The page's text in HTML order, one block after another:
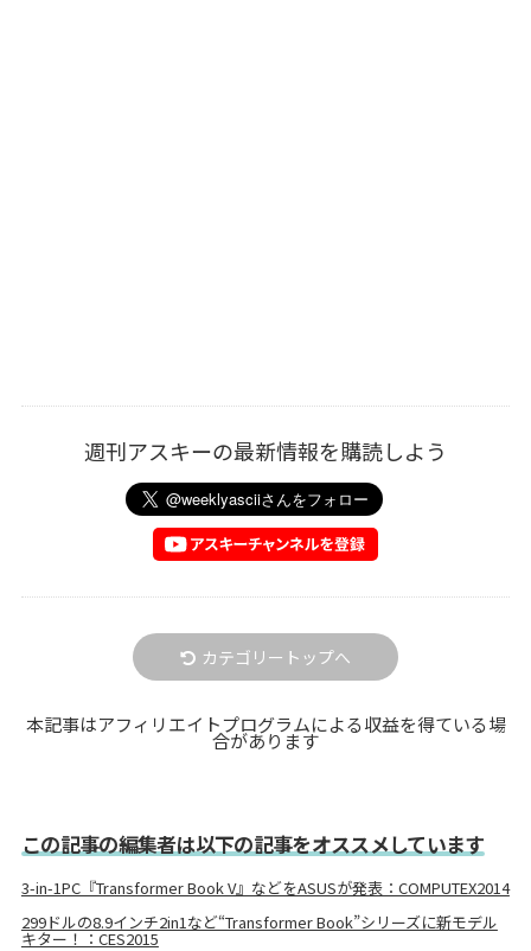
週刊アスキーの最新情報を購読しよう
カテゴリートップへ
本記事はアフィリエイトプログラムによる収益を得ている場
合があります
この記事の編集者は以下の記事をオススメしています
3-in-1PC『Transformer Book V』などをASUSが発表：COMPUTEX2014
299ドルの8.9インチ2in1など“Transformer Book”シリーズに新モデル
キター！：CES2015